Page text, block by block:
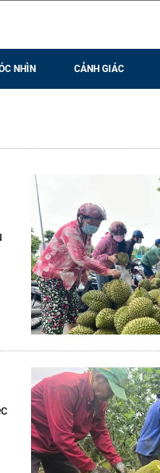
NHÌN CẢNH GIÁC